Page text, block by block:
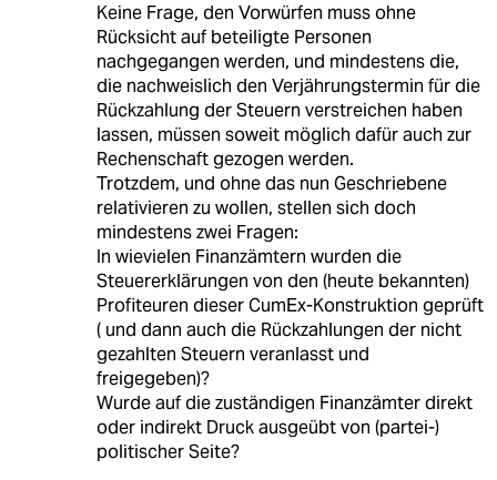
Keine Frage, den Vorwürfen muss ohne
Rücksicht auf beteiligte Personen
nachgegangen werden, und mindestens die,
die nachweislich den Verjährungstermin für die
Rückzahlung der Steuern verstreichen haben
lassen, müssen soweit möglich dafür auch zur
Rechenschaft gezogen werden.
Trotzdem, und ohne das nun Geschriebene
relativieren zu wollen, stellen sich doch
mindestens zwei Fragen:
In wievielen Finanzämtern wurden die
Steuererklärungen von den (heute bekannten)
Profiteuren dieser CumEx-Konstruktion geprüft
( und dann auch die Rückzahlungen der nicht
gezahlten Steuern veranlasst und
freigegeben)?
Wurde auf die zuständigen Finanzämter direkt
oder indirekt Druck ausgeübt von (partei-)
politischer Seite?